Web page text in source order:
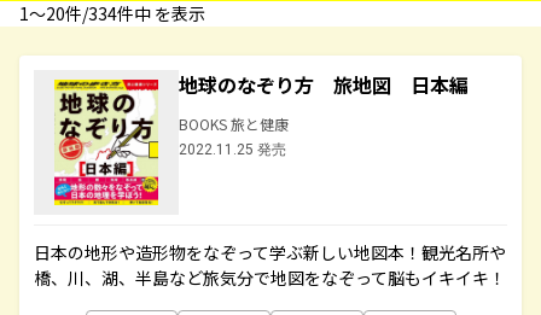
1〜20件/334件中 を表示
地球のなぞり方 旅地図 日本編
BOOKS 旅と健康
2022.11.25 発売
日本の地形や造形物をなぞって学ぶ新しい地図本！観光名所や
橋、川、湖、半島など旅気分で地図をなぞって脳もイキイキ！